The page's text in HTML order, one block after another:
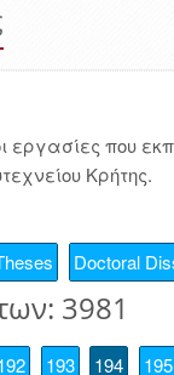
που
Κρήτης.
Doctoral
3981
193 194 195